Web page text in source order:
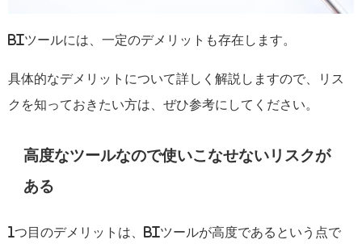
BIツールには、一定のデメリットも存在します。
具体的なデメリットについて詳しく解説しますので、リス
クを知っておきたい方は、ぜひ参考にしてください。
高度なツールなので使いこなせないリスクが
ある
1 つ目のデメリットは、 BIツールが高度であるという点で